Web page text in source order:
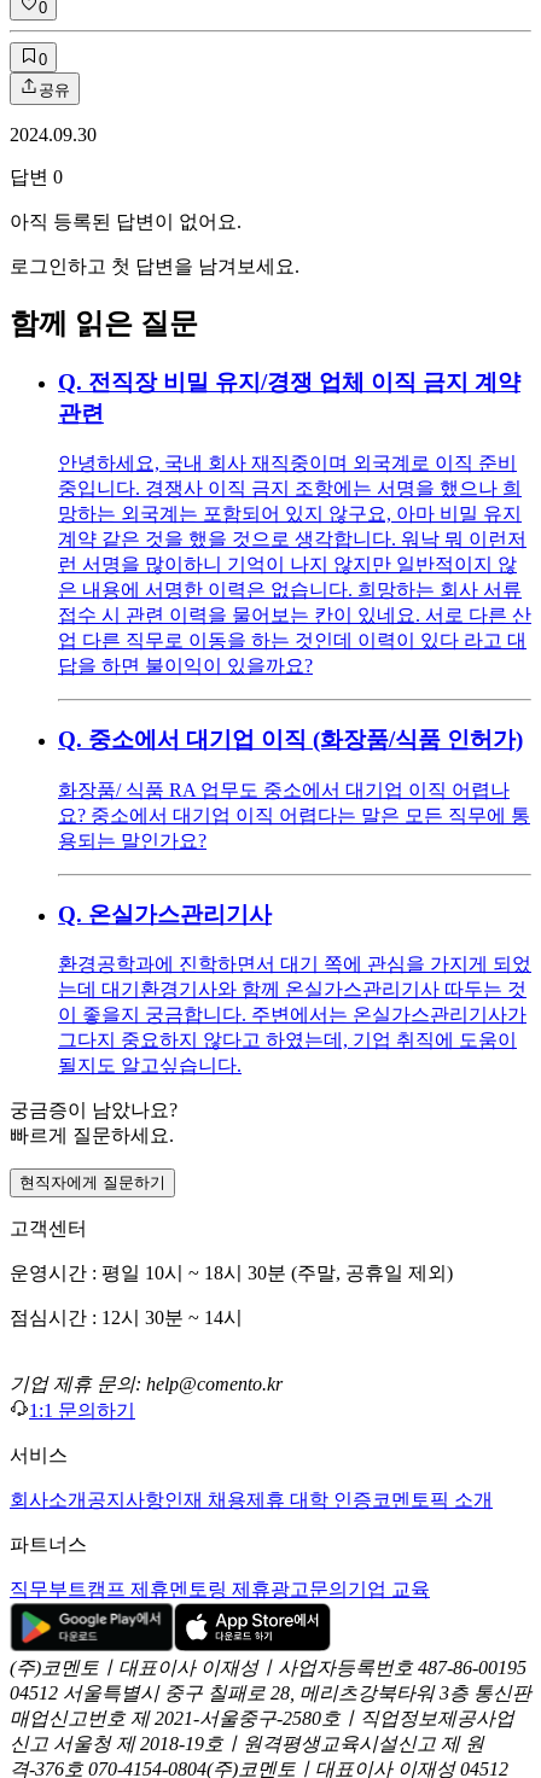
0
0
공유
2024.09.30
답변 0
아직 등록된 답변이 없어요.
로그인하고 첫 답변을 남겨보세요.
함께 읽은 질문
Q. 전직장 비밀 유지/경쟁 업체 이직 금지 계약
관련
안녕하세요, 국내 회사 재직중이며 외국계로 이직 준비
중입니다. 경쟁사 이직 금지 조항에는 서명을 했으나 희
망하는 외국계는 포함되어 있지 않구요, 아마 비밀 유지
계약 같은 것을 했을 것으로 생각합니다. 워낙 뭐 이런저
런 서명을 많이하니 기억이 나지 않지만 일반적이지 않
은 내용에 서명한 이력은 없습니다. 희망하는 회사 서류
접수 시 관련 이력을 물어보는 칸이 있네요. 서로 다른 산
업 다른 직무로 이동을 하는 것인데 이력이 있다 라고 대
답을 하면 불이익이 있을까요?
Q. 중소에서 대기업 이직 (화장품/식품 인허가)
화장품/ 식품 RA 업무도 중소에서 대기업 이직 어렵나
요? 중소에서 대기업 이직 어렵다는 말은 모든 직무에 통
용되는 말인가요?
Q. 온실가스관리기사
환경공학과에 진학하면서 대기 쪽에 관심을 가지게 되었
는데 대기환경기사와 함께 온실가스관리기사 따두는 것
이 좋을지 궁금합니다. 주변에서는 온실가스관리기사가
그다지 중요하지 않다고 하였는데, 기업 취직에 도움이
될지도 알고싶습니다.
궁금증이 남았나요?
빠르게 질문하세요.
현직자에게 질문하기
고객센터
운영시간 : 평일 10시 ~ 18시 30분 (주말, 공휴일 제외)
점심시간 : 12시 30분 ~ 14시
기업 제휴 문의: help@comento.kr
1:1 문의하기
서비스
회사소개 공지사항인재 채용제휴 대학 인증코멘토픽 소개
파트너스
직무부트캠프 제휴멘토링 제휴광고문의 기업 교육
(주)코멘토ㅣ대표이사 이재성ㅣ사업자등록번호 487-86-00195
04512 서울특별시 중구 칠패로 28, 메리츠강북타워 3층 통신판
매업신고번호 제 2021-서울중구-2580호ㅣ직업정보제공사업
신고 서울청 제 2018-19호ㅣ원격평생교육시설신고 제 원
격-376호 070-4154-0804(주)코멘토ㅣ대표이사 이재성 04512